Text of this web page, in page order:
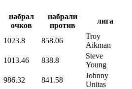
набрал
очков
набрали
против
лига
1023.8 858.06
Troy
Aikman
1013.46 838.8
Steve
Young
986.32 841.58
Johnny
Unitas